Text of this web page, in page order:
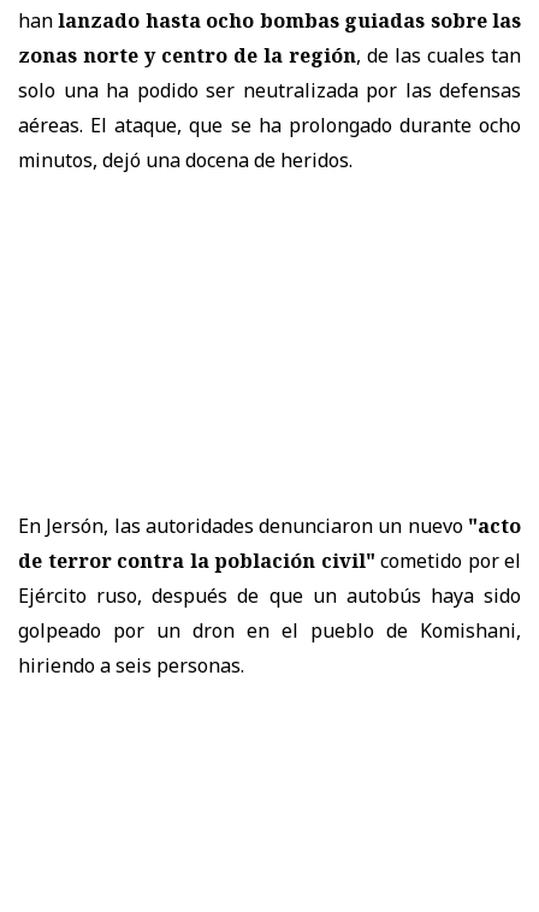
hanlanzado hasta ocho bombas guiadas sobre las
zonas norte y centro de la región, de las cuales tan
solo una ha podido ser neutralizada por las defensas
aéreas. El ataque, que se ha prolongado durante ocho
minutos, dejó una docena de heridos.
En Jersón, las autoridades denunciaron un nuevo "acto
de terror contra la población civil" cometido por el
Ejército ruso, después de que un autobús haya sido
golpeado por un dron en el pueblo de Komishani,
hiriendo a seis personas.